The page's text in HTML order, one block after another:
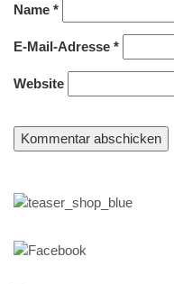
Name *
E-Mail-Adresse *
Website